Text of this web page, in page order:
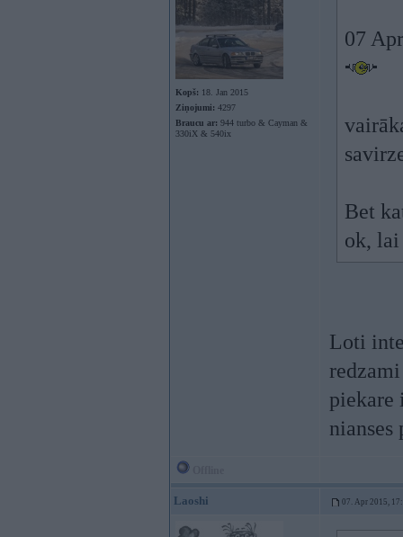
Kopš: 18. Jan 2015
Ziņojumi: 4297
Braucu ar: 944 turbo & Cayman &
330iX & 540ix
07
Bet
ok,
Loti
piekare
nianses
Laoshi 07. Apr 2015,